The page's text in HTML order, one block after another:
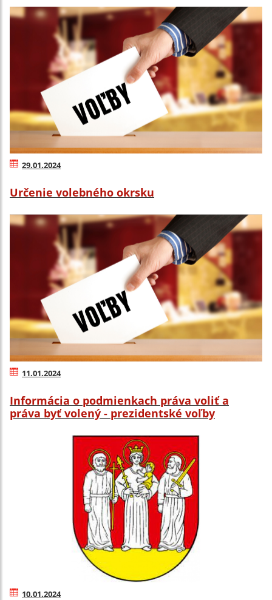
29.01.2024
Určenie volebného okrsku
11.01.2024
Informácia o podmienkach práva voliť a
práva byť volený - prezidentské voľby
10.01.2024